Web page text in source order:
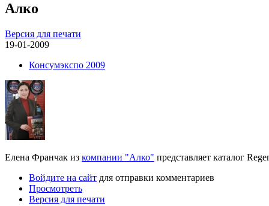
Алко
Версия для печати
19-01-2009
Консумэкспо 2009
Елена Франчак из компании "Алко" представляет каталог
Войдите на сайт для отправки комментариев
Просмотреть
Версия для печати